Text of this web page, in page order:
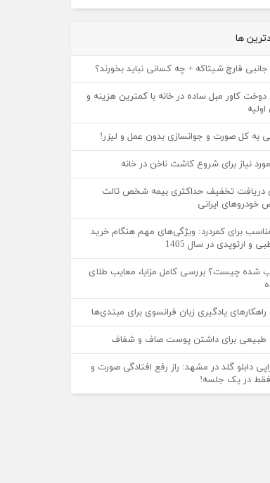
ها
قارچ شیتاکه + چه کسانی نباید بخورند؟
کاور مبل ساده در خانه با کمترین هزینه و
اولیه
به کل صورت و جوانسازی بدون عمل و لیزر!
نیاز برای شروع کاشت ناخن در خانه
دریافت تخفیف حداکثری بیمه شخص ثالث
ایرانی
برای کمردرد: ویژگی‌های مهم هنگام خرید
و ارتوپدی در سال 1405
شده چیست؟ بررسی کامل مزایا، معایب طلای
یادگیری زبان فرانسوی برای مبتدی‌ها
دابلو گلد در مشهد: راز رفع افتادگی صورت و
در یک جلسه!